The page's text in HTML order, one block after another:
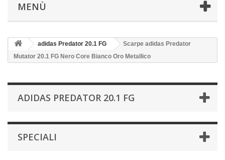
MENÙ
adidas Predator 20.1 FG
Scarpe adidas Predator
Mutator 20.1 FG Nero Core Bianco Oro Metallico
ADIDAS PREDATOR 20.1 FG
SPECIALI